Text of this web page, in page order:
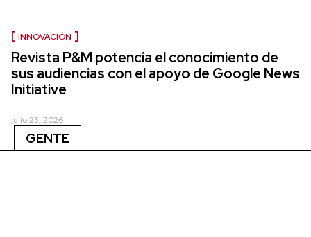
INNOVACIÓN
Revista P&M potencia el conocimiento de
sus audiencias con el apoyo de Google News
Initiative
julio 23, 2026
GENTE